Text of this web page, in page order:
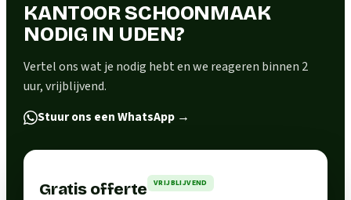
KANTOOR SCHOONMAAK
NODIG IN UDEN?
Vertel ons wat je nodig hebt en we reageren binnen 2
uur, vrijblijvend.
Stuur ons een WhatsApp →
Gratis offerte VRIJBLIJVEND